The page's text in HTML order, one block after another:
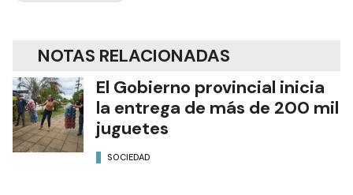
NOTAS RELACIONADAS
El Gobierno provincial inicia
la entrega de más de 200 mil
juguetes
SOCIEDAD